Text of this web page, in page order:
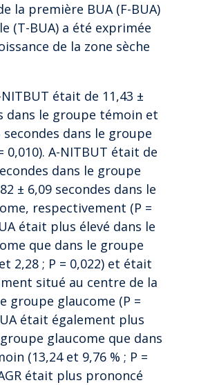
la première BUA (F-BUA)
(T-BUA) a été exprimée
de la zone sèche
NITBUT était de 11,43 ±
dans le groupe témoin et
secondes dans le groupe
0,010). A-NITBUT était de
dans le groupe
± 6,09 secondes dans le
respectivement (P =
était plus élevé dans le
que dans le groupe
2,28 ; P = 0,022) et était
situé au centre de la
groupe glaucome (P =
était également plus
glaucome que dans
(13,24 et 9,76 % ; P =
était plus prononcé